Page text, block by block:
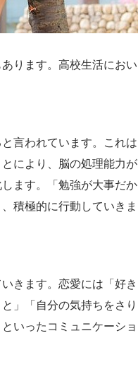
ります。高校生活におい
言われています。これは
により、脳の処理能力が
ます。「勉強が大事だか
積極的に行動していきま
きます。恋愛には「好き
」「自分の気持ちをさり
いったコミュニケーショ